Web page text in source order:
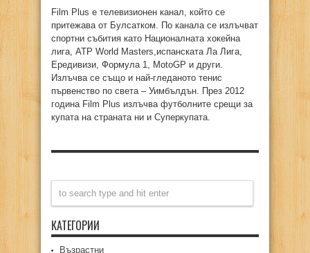
Film Plus е телевизионен канал, който се
притежава от Булсатком. По канала се излъчват
спортни събития като Националната хокейна
лига, ATP World Masters,испанската Ла Лига,
Ередивизи, Формула 1, MotoGP и други.
Излъчва се също и най-гледаното тенис
първенство по света – Уимбълдън. През 2012
година Film Plus излъчва футболните срещи за
купата на страната ни и Суперкупата.
КАТЕГОРИИ
Възрастни